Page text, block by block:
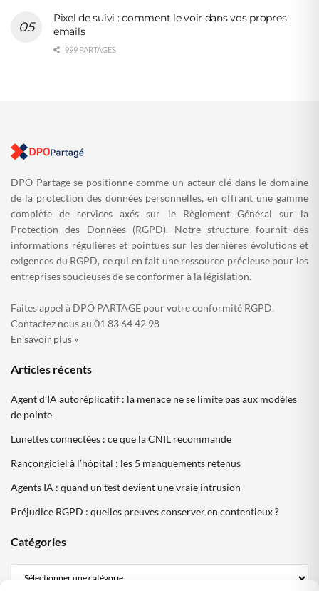
Pixel de suivi : comment le voir dans vos propres
emails
999 PARTAGES
DPO Partage se positionne comme un acteur clé dans le domaine
de la protection des données personnelles, en offrant une gamme
complète de services axés sur le Règlement Général sur la
Protection des Données (RGPD). Notre structure fournit des
informations régulières et pointues sur les dernières évolutions et
exigences du RGPD, ce qui en fait une ressource précieuse pour les
entreprises soucieuses de se conformer à la législation.
Faites appel à DPO PARTAGE pour votre conformité RGPD.
Contactez nous au 01 83 64 42 98
En savoir plus »
Articles récents
Agent d’IA autoréplicatif : la menace ne se limite pas aux modèles
de pointe
Lunettes connectées : ce que la CNIL recommande
Rançongiciel à l’hôpital : les 5 manquements retenus
Agents IA : quand un test devient une vraie intrusion
Préjudice RGPD : quelles preuves conserver en contentieux ?
Catégories